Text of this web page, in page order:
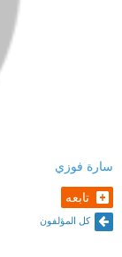
سارة فوزي
تابعه
كل المؤلفون